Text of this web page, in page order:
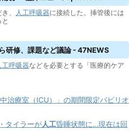
、 人工呼吸器に接続した。挿管後には
研修、課題など議論 - 47NEWS
工呼吸器などを必要とする「医療的ケア
治療室（ICU）」の期間限定パビリオ
タイラーが人工昏睡状態に…現在は回